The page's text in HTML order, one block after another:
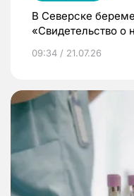
В Северске
«Свидетельство о
09:34 / 21.07.26